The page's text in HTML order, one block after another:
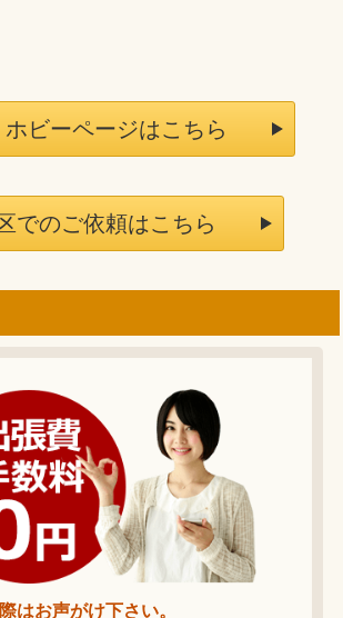
ビーページはこちら
でのご依頼はこちら
はお声がけ下さい。